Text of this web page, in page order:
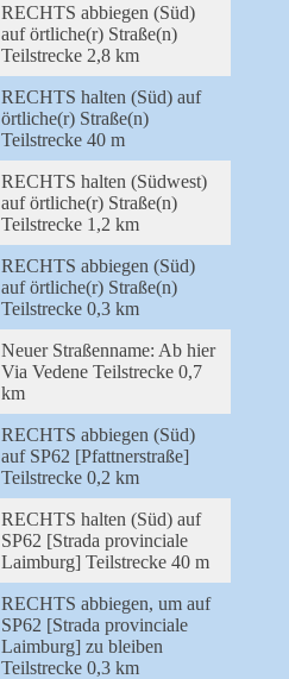
RECHTS abbiegen (Süd)
auf örtliche(r) Straße(n)
Teilstrecke 2,8 km
RECHTS halten (Süd) auf
örtliche(r) Straße(n)
Teilstrecke 40 m
RECHTS halten (Südwest)
auf örtliche(r) Straße(n)
Teilstrecke 1,2 km
RECHTS abbiegen (Süd)
auf örtliche(r) Straße(n)
Teilstrecke 0,3 km
Neuer Straßenname: Ab hier
Via Vedene Teilstrecke 0,7
km
RECHTS abbiegen (Süd)
auf SP62 [Pfattnerstraße]
Teilstrecke 0,2 km
RECHTS halten (Süd) auf
SP62 [Strada provinciale
Laimburg] Teilstrecke 40 m
RECHTS abbiegen, um auf
SP62 [Strada provinciale
Laimburg] zu bleiben
Teilstrecke 0,3 km